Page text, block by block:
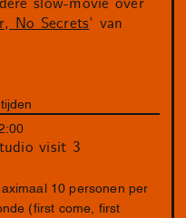
No Secrets‘ van
visit 3
10 personen per
(first come, first